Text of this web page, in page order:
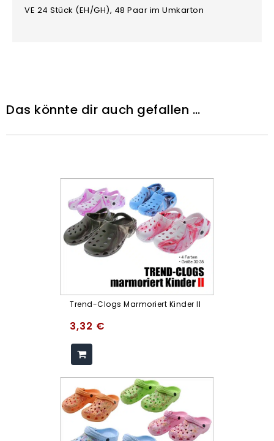
VE 24 Stück (EH/GH), 48 Paar im Umkarton
Das könnte dir auch gefallen …
Trend-Clogs Marmoriert Kinder II
3,32 €